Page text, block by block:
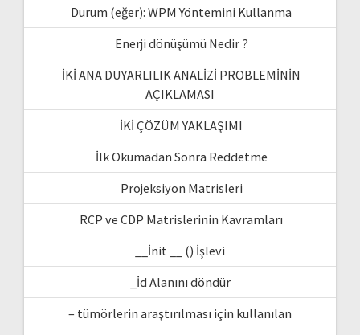
Durum (eğer): WPM Yöntemini Kullanma
Enerji dönüşümü Nedir ?
İKİ ANA DUYARLILIK ANALİZİ PROBLEMİNİN
AÇIKLAMASI
İKİ ÇÖZÜM YAKLAŞIMI
İlk Okumadan Sonra Reddetme
Projeksiyon Matrisleri
RCP ve CDP Matrislerinin Kavramları
__İnit __ () İşlevi
_İd Alanını döndür
– tümörlerin araştırılması için kullanılan